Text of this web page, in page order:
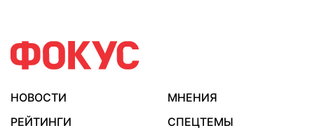
НОВОСТИ
МНЕНИЯ
РЕЙТИНГИ
СПЕЦТЕМЫ